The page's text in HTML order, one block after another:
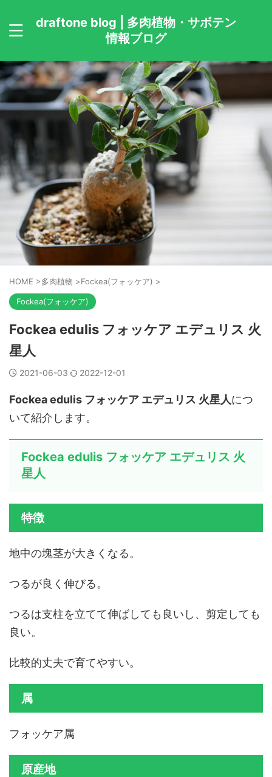
draftone blog | 多肉植物・サボテン
情報ブログ
HOME >多肉植物 >Fockea(フォッケア) >
Fockea(フォッケア)
Fockea edulis フォッケア エデュリス 火
星人
2021-06-03 2022-12-01
Fockea edulis フォッケア エデュリス 火星人につ
いて紹介します。
Fockea edulis フォッケア エデュリス 火
星人
特徴
地中の塊茎が大きくなる。
つるが良く伸びる。
つるは支柱を立てて伸ばしても良いし、剪定しても
良い。
比較的丈夫で育てやすい。
属
フォッケア属
原産地